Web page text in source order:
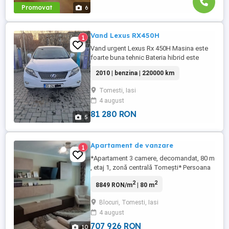
Promovat 6
5
1 Vand Lexus RX450H
Vand urgent Lexus Rx 450H Masina este
foarte buna tehnic Bateria hibrid este
detalii la telefon Itp valabil 2027 Adusa din
Gernania 758534242 Contactati la numarul
asta de telefon
2010 | benzina | 220000 km
Tomesti, Iasi
4 august
81 280 RON
10
1 Apartament de vanzare
*Apartament 3 camere, decomandat, 80 m
, etaj 1, zonă centrală Tomești* Persoana
camere, decomandat, situat la etajul 1 al
amplasat în zona centrală a comunei
Tomești (cartier blocuri). Locuința are o
suprafață utilă de ...
8849 RON/m2| 80 m2
Blocuri, Tomesti, Iasi
4 august
707 926 RON